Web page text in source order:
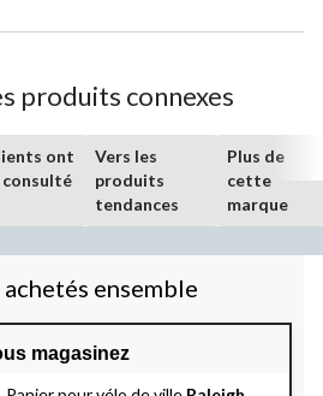
produits connexes
ont
consulté
Vers les
produits
tendances
Plus de
cette
marque
ensemble
magasinez